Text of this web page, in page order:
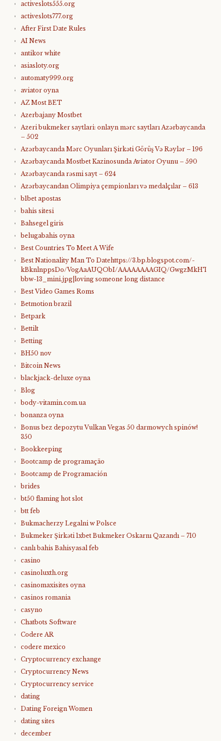
activeslots555.org
activeslots777.org
After First Date Rules
AI News
antikor white
asiasloty.org
automaty999.org
aviator oyna
AZ Most BET
Azerbajany Mostbet
Azeri bukmeker saytlari: onlayn mərc saytları Azərbaycanda
– 502
Azərbaycanda Mərc Oyunları Şirkəti Görüş Və Rəylər – 196
Azərbaycanda Mostbet Kazinosunda Aviator Oyunu – 590
Azərbaycanda rəsmi sayt – 624
Azərbaycandan Olimpiya çempionları və medalçılar – 613
b1bet apostas
bahis sitesi
Bahsegel giris
belugabahis oyna
Best Countries To Meet A Wife
Best Nationality Man To Datehttps://3.bp.blogspot.com/-
kBknlnppsDo/VogAaAUQObI/AAAAAAAAGIQ/
bbw-13_mini.jpg|loving someone long distance
Best Video Games Roms
Betmotion brazil
Betpark
Bettilt
Betting
BH50 nov
Bitcoin News
blackjack-deluxe oyna
Blog
body-vitamin.com.ua
bonanza oyna
Bonus bez depozytu Vulkan Vegas 50 darmowych spinów!
350
Bookkeeping
Bootcamp de programação
Bootcamp de Programación
brides
bt50 flaming hot slot
btt feb
Bukmacherzy Legalni w Polsce
Bukmeker Şirkəti 1xbet Bukmeker Oskarnı Qazandı – 710
canlı bahis Bahisyasal feb
casino
casinoluxth.org
casinomaxisites oyna
casinos romania
casyno
Chatbots Software
Codere AR
codere mexico
Cryptocurrency exchange
Cryptocurrency News
Cryptocurrency service
dating
Dating Foreign Women
dating sites
december